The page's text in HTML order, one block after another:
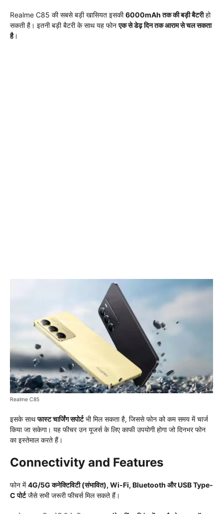
Realme C85 की सबसे बड़ी खासियत इसकी6000mAh तक की बड़ी बैटरीहो
सकती है। इतनी बड़ी बैटरी के साथ यह फोनएक से डेढ़ दिन तक आराम से चल सकता
है।
Realme C85
इसके साथफास्ट चार्जिंग सपोर्टभी मिल सकता है, जिससे फोन को कम समय में चार्ज
किया जा सकेगा। यह फीचर उन यूजर्स के लिए काफी उपयोगी होगा जो दिनभर फोन
का इस्तेमाल करते हैं।
Connectivity and Features
फोन में4G/5G कनेक्टिविटी (संभावित), Wi-Fi, Bluetooth और USB Type-
C पोर्टजैसे सभी जरूरी फीचर्स मिल सकते हैं।